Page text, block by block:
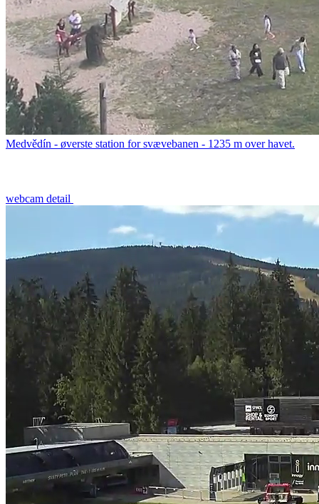
Medvědín - øverste station for svævebanen - 1235 m over havet.
webcam detail